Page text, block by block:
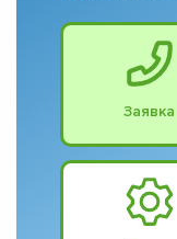
Заявка